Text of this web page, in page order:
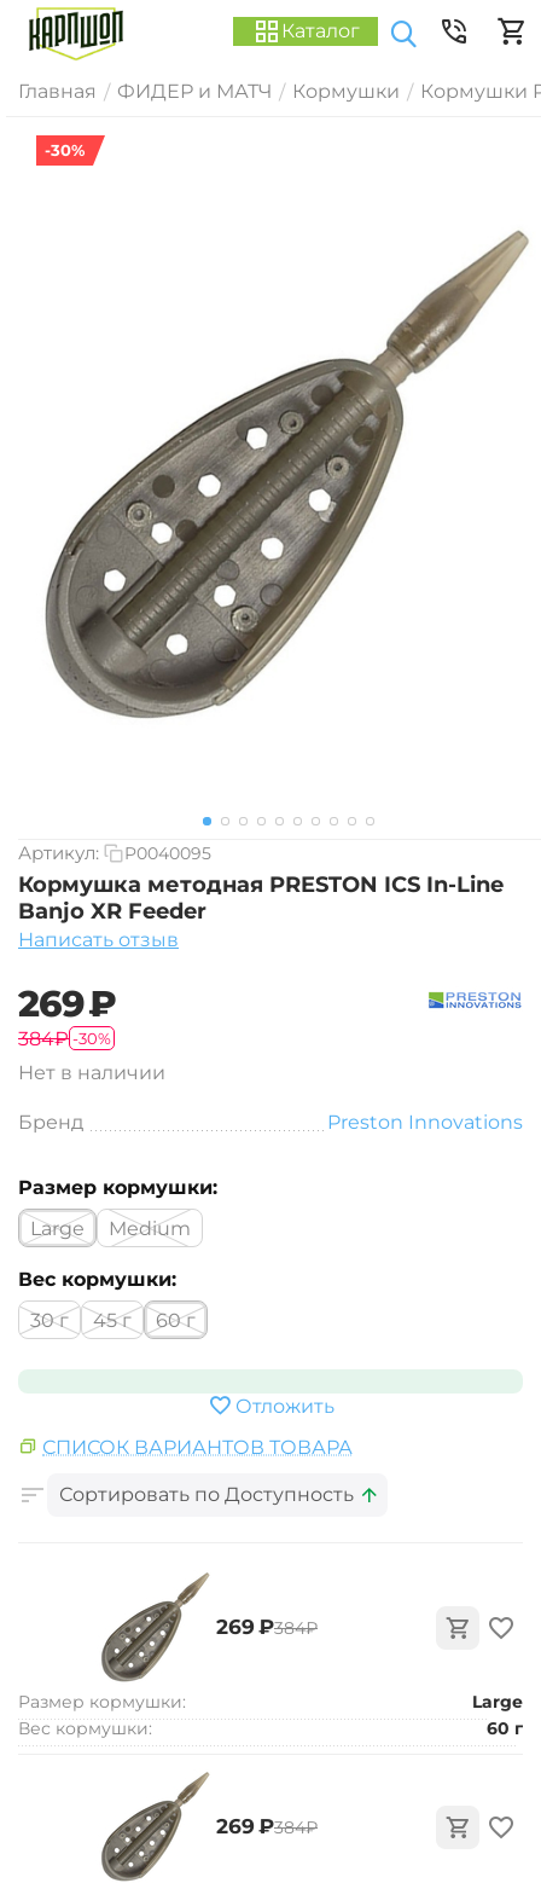
Каталог
Главная / ФИДЕР и МАТЧ / Кормушки / Кормушки
-30%
Артикул: P0040095
Кормушка методная PRESTON ICS In-Line
Banjo XR Feeder
Написать отзыв
‍269‍₽
‍384‍₽-30%
Нет в наличии
Бренд Preston Innovations
Размер кормушки:
Large
Medium
Вес кормушки:
30 г
45 г 60 г
Отложить
СПИСОК ВАРИАНТОВ ТОВАРА
Сортировать по Доступность
‍269‍ ₽‍384‍₽
Размер кормушки:
Large
Вес кормушки:
60 г
‍269‍ ₽‍384‍₽